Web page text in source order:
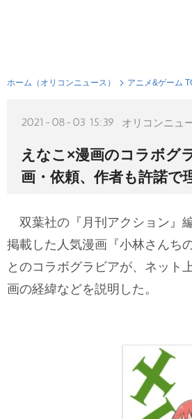
ホーム（オリコンニュース） アニメ&ゲーム
2021-08-03 15:39 オリコンニュ
えなこ×漫画のコラボグ
画・依頼、作者も許諾で
双葉社の『月刊アクション』
掲載した人気漫画『小林さんち
とのコラボグラビアが、ネット
画の経緯などを説明した。